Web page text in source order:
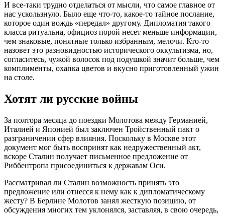
И все-таки трудно отделаться от мысли, что самое главное от
нас ускользнуло. Было еще что-то, какое-то тайное послание,
которое один вождь «передал» другому. Дипломатия такого
класса ритуальна, официоз порой несет меньше информации,
чем знаковые, понятные только избранным, мелочи. Кто-то
назовет это разновидностью исторического оккультизма, но,
согласитесь, чужой волосок под подушкой значит больше, чем
комплименты, охапка цветов и вкусно приготовленный ужин
на столе.
Хотят ли русские войны
За полтора месяца до поездки Молотова между Германией,
Италией и Японией был заключен Тройственный пакт о
разграничении сфер влияния. Поскольку в Москве этот
документ мог быть воспринят как недружественный акт,
вскоре Сталин получает письменное предложение от
Риббентропа присоединиться к державам Оси.
Рассматривал ли Сталин возможность принять это
предложение или отнесся к нему как к дипломатическому
жесту? В Берлине Молотов занял жесткую позицию, от
обсуждения многих тем уклонялся, заставляя, в свою очередь,